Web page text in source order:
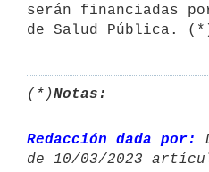
serán financiadas
de Salud Pública.
(*)Notas:
Redacción dada por:
de 10/03/2023